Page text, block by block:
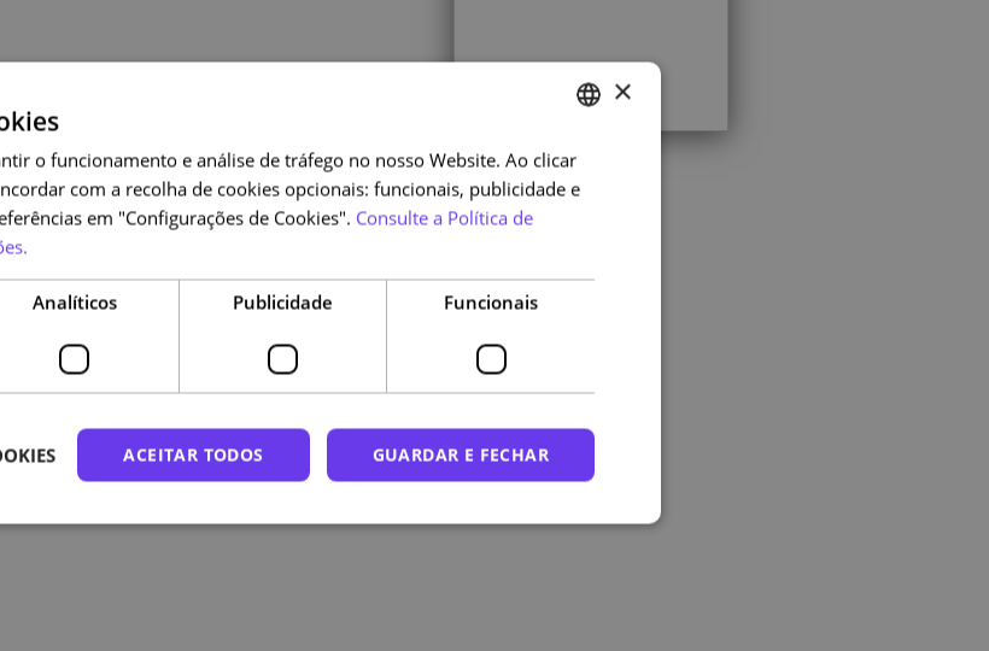
Cursos relacionados
PORTUGUESE
ENGLISH
×
o funcionamento e análise de tráfego no nosso Website. Ao clicar
com a recolha de cookies opcionais: funcionais, publicidade e
em "Configurações de Cookies". Consulte a Política de
Analíticos Publicidade Funcionais
GUARDAR E FECHAR
ACEITAR TODOS